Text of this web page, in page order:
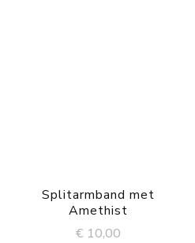
Splitarmband met
Amethist
€ 10,00